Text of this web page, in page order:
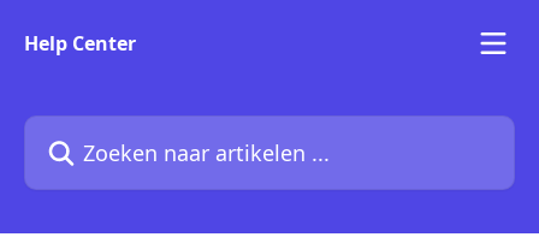
Help Center
Zoeken naar artikelen ...